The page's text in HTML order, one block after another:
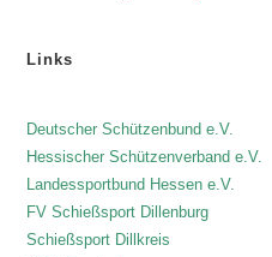
Links
Deutscher Schützenbund e.V.
Hessischer Schützenverband e.V.
Landessportbund Hessen e.V.
FV Schießsport Dillenburg
Schießsport Dillkreis